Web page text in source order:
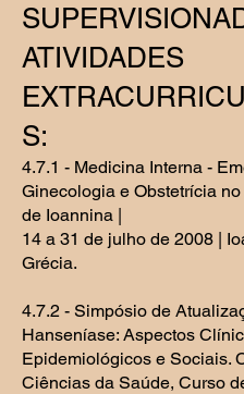
ATIVIDADES
S:
4.7.1 - Medicina Interna -
Ginecologia e Obstetrícia
de Ioannina |
14 a 31 de julho de 2008 |
Grécia.
4.7.2 - Simpósio de
Hanseníase: Aspectos
Epidemiológicos e Sociais.
Ciências da Saúde, Curso